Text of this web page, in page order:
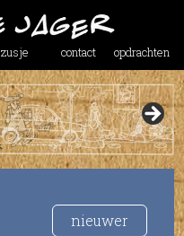
zusje contact opdrachten
nieuwer